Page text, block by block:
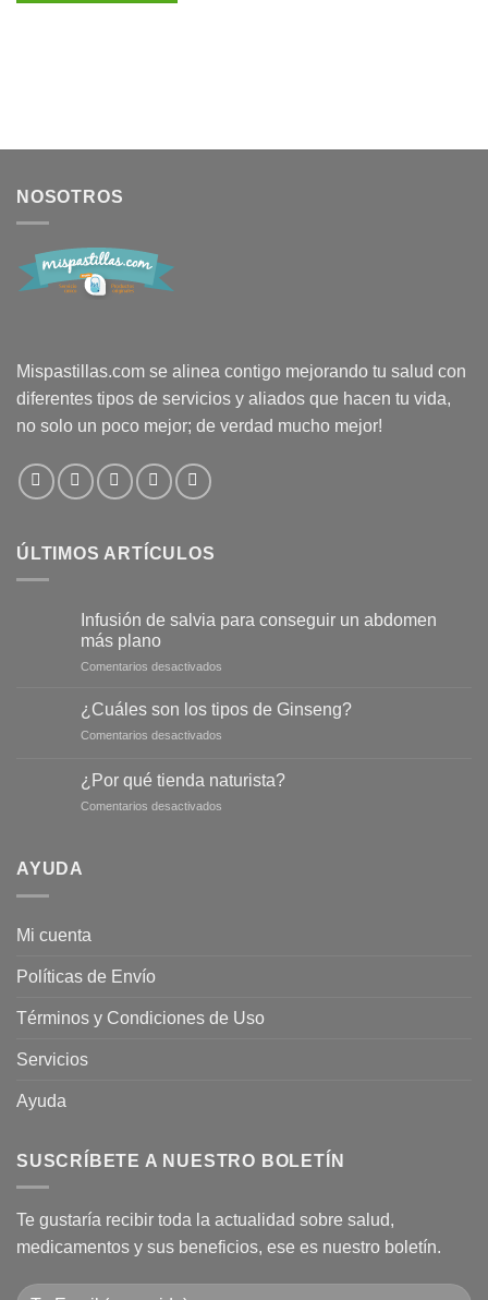
NOSOTROS
Mispastillas.com se alinea contigo mejorando tu salud con
diferentes tipos de servicios y aliados que hacen tu vida,
no solo un poco mejor; de verdad mucho mejor!
ÚLTIMOS ARTÍCULOS
Infusión de salvia para conseguir un abdomen
más plano
Comentarios desactivados
salvia
un
¿Cuáles son los tipos de Ginseng?
Comentarios desactivados
los
¿Por qué tienda naturista?
Comentarios desactivados
AYUDA
Mi cuenta
Políticas de Envío
Términos y Condiciones de Uso
Servicios
Ayuda
SUSCRÍBETE A NUESTRO BOLETÍN
Te gustaría recibir toda la actualidad sobre salud,
medicamentos y sus beneficios, ese es nuestro boletín.